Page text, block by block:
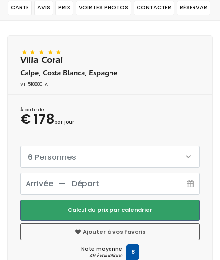
CARTE AVIS PRIX VOIR LES PHOTOS CONTACTER RÉSERVAR
Villa Coral
Calpe, Costa Blanca, Espagne
VT-518880-A
À partir de
€ 178par jour
6 Personnes
Calcul du prix par calendrier
Ajouter à vos favoris
Note moyenne
49 Évaluations 8